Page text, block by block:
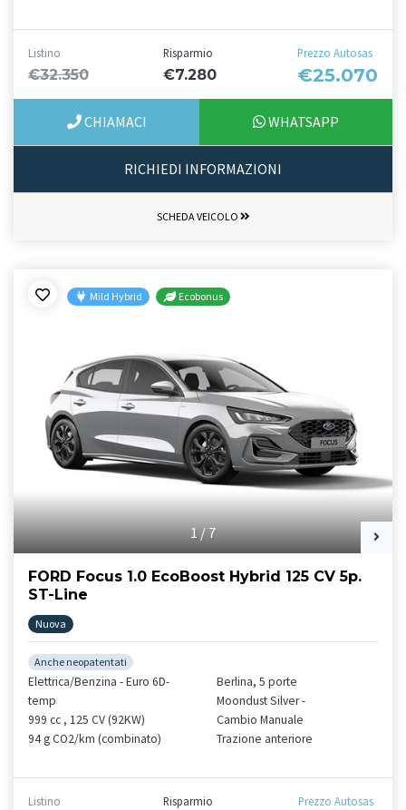
Listino
€32.350
Risparmio
€7.280
Prezzo Autosas
€25.070
CHIAMACI WHATSAPP
RICHIEDI INFORMAZIONI
SCHEDA VEICOLO
1/7
Mild Hybrid Ecobonus
FORD Focus 1.0 EcoBoost Hybrid 125 CV 5p.
ST-Line
Nuova
Anche neopatentati
Elettrica/Benzina - Euro 6D-
temp
999 cc , 125 CV (92KW)
94 g CO2/km (combinato)
Berlina, 5 porte
Moondust Silver -
Cambio Manuale
Trazione anteriore
Listino Risparmio Prezzo Autosas